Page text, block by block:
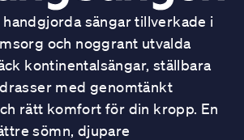
handgjorda sängar tillverkade i
och noggrant utvalda
kontinentalsängar, ställbara
med genomtänkt
rätt komfort för din kropp. En
sömn, djupare